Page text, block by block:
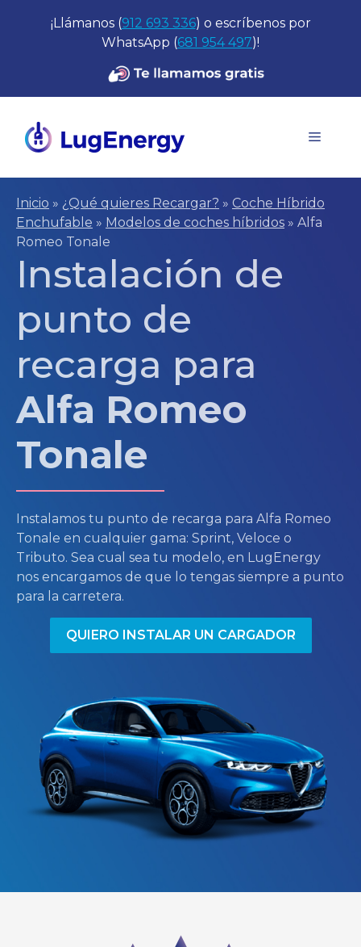
¡Llámanos (912 693 336) o escríbenos por
WhatsApp (681 954 497)!
Menú
Inicio » ¿Qué quieres Recargar? » Coche Híbrido
Enchufable » Modelos de coches híbridos » Alfa
Romeo Tonale
Instalación de
punto de
recarga para
Alfa Romeo
Tonale
Instalamos tu punto de recarga para Alfa Romeo
Tonale en cualquier gama: Sprint, Veloce o
Tributo. Sea cual sea tu modelo, en LugEnergy
nos encargamos de que lo tengas siempre a punto
para la carretera.
QUIERO INSTALAR UN CARGADOR